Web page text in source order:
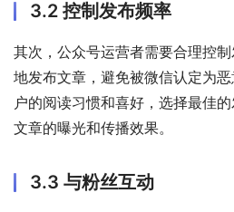
3.2 控制发布频率
其次，公众号运营者需要合理控
地发布文章，避免被微信认定为
户的阅读习惯和喜好，选择最佳
文章的曝光和传播效果。
3.3 与粉丝互动